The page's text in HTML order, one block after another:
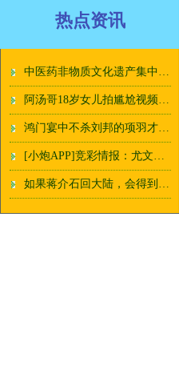
热点资讯
中医药非物质文化遗产集中亮相上海地铁 带民众近距离感受中医魅力
阿汤哥18岁女儿拍尴尬视频，乖乖女变精神小妹，宣布考入美国名校
鸿门宴中不杀刘邦的项羽才是最大赢家
[小炮APP]竞彩情报：尤文主帅2024年6月执教
如果蒋介石回大陆，会得到什么职位？周总理的许诺轰动国际